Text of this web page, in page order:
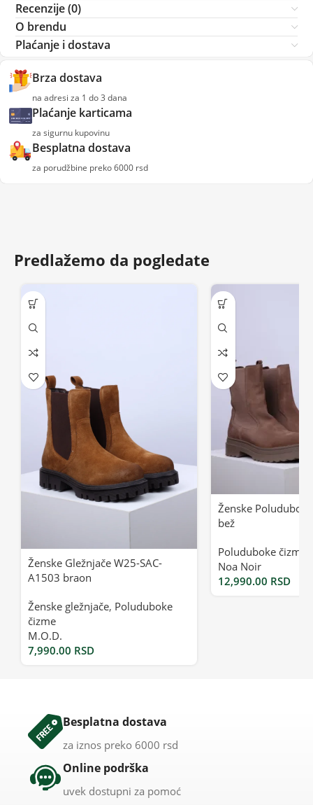
Recenzije (0)
O brendu
Plaćanje i dostava
Brza dostava
na adresi za 1 do 3 dana
Plaćanje karticama
za sigurnu kupovinu
Besplatna dostava
za porudžbine preko 6000 rsd
Predlažemo da pogledate
Ženske Gležnjače W25-SAC-
A1503 braon
Ženske gležnjače, Poluduboke
čizme
M.O.D.
7,990.00 RSD
Ženske
bež
Poluduboke čizme
Noa Noir
12,990.00 RSD
Besplatna dostava
za iznos preko 6000 rsd
Online podrška
uvek dostupni za pomoć